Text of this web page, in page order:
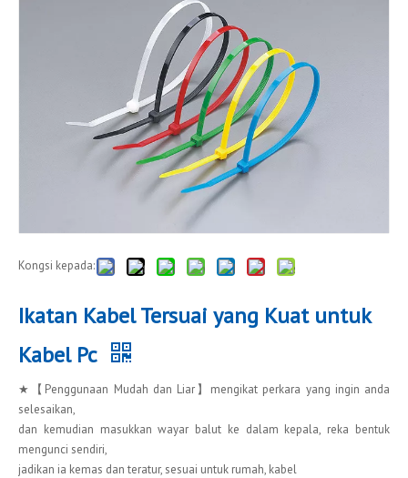
Kongsi kepada:
Ikatan Kabel Tersuai yang Kuat untuk
Kabel Pc
★【Penggunaan Mudah dan Liar】mengikat perkara yang ingin anda
selesaikan,
dan kemudian masukkan wayar balut ke dalam kepala, reka bentuk
mengunci sendiri,
jadikan ia kemas dan teratur, sesuai untuk rumah, kabel